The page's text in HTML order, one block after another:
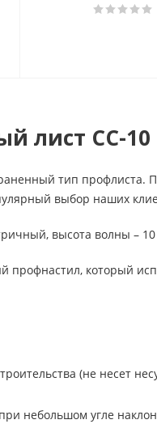
лист СС-10
тип профлиста.
выбор наших
высота волны –
профнастил, который
(не несет
небольшом угле